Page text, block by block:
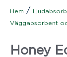
Hem /
Väggabsorbent
Honey